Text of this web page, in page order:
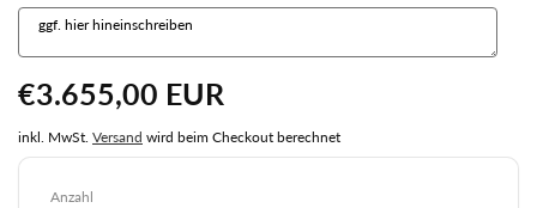
Normaler
Preis
€3.655,00 EUR
inkl. MwSt. Versand wird beim Checkout berechnet
Anzahl